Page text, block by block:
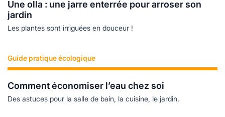
Une olla : une jarre enterrée pour arroser son
jardin
Les plantes sont irriguées en douceur !
Guide pratique écologique
Comment économiser l’eau chez soi
Des astuces pour la salle de bain, la cuisine, le jardin.
Lire plus